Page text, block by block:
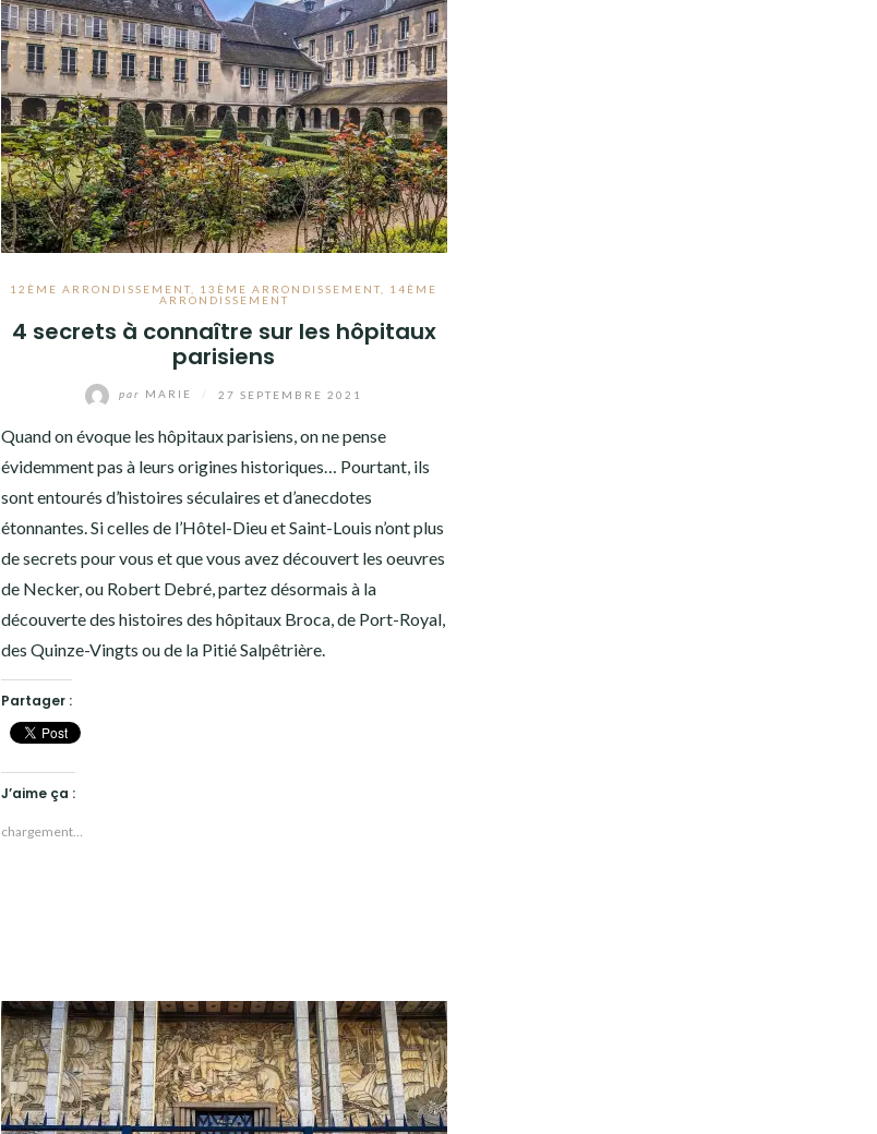
12ÈME ARRONDISSEMENT 13ÈME ARRONDISSEMENT
14ÈME
ARRONDISSEMENT
4 secrets à connaître sur les hôpitaux
parisiens
par MARIE 27 SEPTEMBRE 2021
Quand on évoque les hôpitaux parisiens, on ne pense
évidemment pas à leurs origines historiques… Pourtant, ils
sont entourés d’histoires séculaires et d’anecdotes
étonnantes. Si celles de l’Hôtel-Dieu et Saint-Louis n’ont plus
de secrets pour vous et que vous avez découvert les oeuvres
de Necker, ou Robert Debré, partez désormais à la
découverte des histoires des hôpitaux Broca, de Port-Royal,
des Quinze-Vingts ou de la Pitié Salpêtrière.
Partager :
J’aime ça :
chargement…